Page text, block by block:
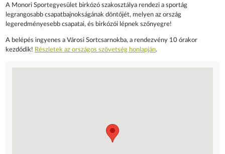
A Monori Sportegyesület birkózó szakosztálya rendezi asportág
legrangosabb csapatbajnokságának döntőjét, melyen az ország
legeredményesebb csapatai, és birkózói lépnek szőnyegre!
A belépés ingyenes a Városi Sortcsarnokba, a rendezvény 10 órakor
kezdődik! Részletek az országos szövetség honlapján.